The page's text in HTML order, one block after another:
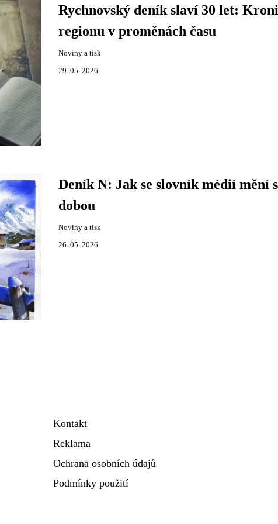
Rychnovský deník slaví 30 let:
regionu v proměnách času
Noviny a tisk
29. 05. 2026
Deník N: Jak se slovník médií mění s
dobou
Noviny a tisk
26. 05. 2026
Kontakt
Reklama
Ochrana osobních údajů
Podmínky použití